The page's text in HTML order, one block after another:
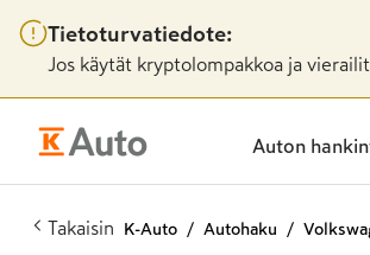
Tietoturvatiedote:
Jos käytät kryptolompakkoa ja
Auton
Takaisin K-Auto Autohaku